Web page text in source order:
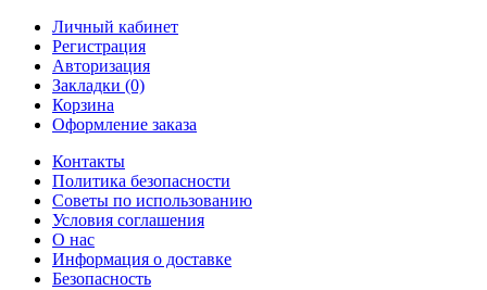
Личный кабинет
Регистрация
Авторизация
Закладки (0)
Корзина
Оформление заказа
Контакты
Политика безопасности
Советы по использованию
Условия соглашения
O нас
Информация о доставке
Безопасность